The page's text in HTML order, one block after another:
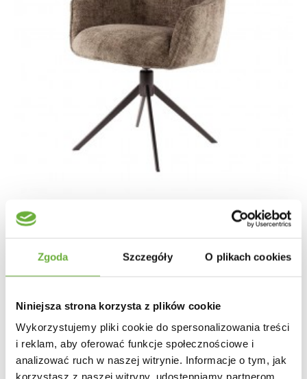
Zgoda Szczegóły O plikach cookies
Niniejsza strona korzysta z plików cookie
Wykorzystujemy pliki cookie do spersonalizowania treści
i reklam, aby oferować funkcje społecznościowe i
analizować ruch w naszej witrynie. Informacje o tym, jak
korzystasz z naszej witryny, udostępniamy partnerom
KRZESŁO OBROTOWE KARA SZARE